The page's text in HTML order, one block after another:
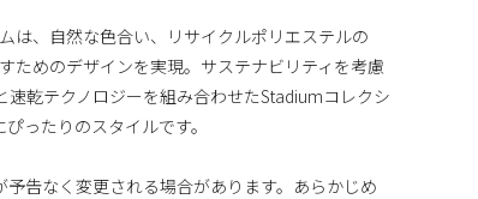
は、自然な色合い、リサイクルポリエステルの
ためのデザインを実現。サステナビリティを考慮
速乾テクノロジーを組み合わせたStadiumコレクシ
ったりのスタイルです。
告なく変更される場合があります。あらかじめ